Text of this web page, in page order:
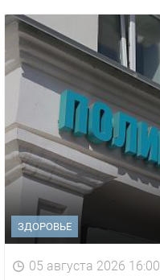
ЗДОРОВЬЕ
05 августа 2026 16:00